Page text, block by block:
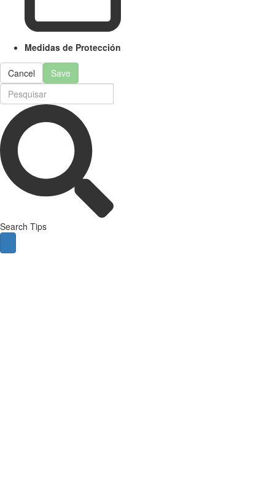
Medidas de Protección
Cancel Save
Search Tips